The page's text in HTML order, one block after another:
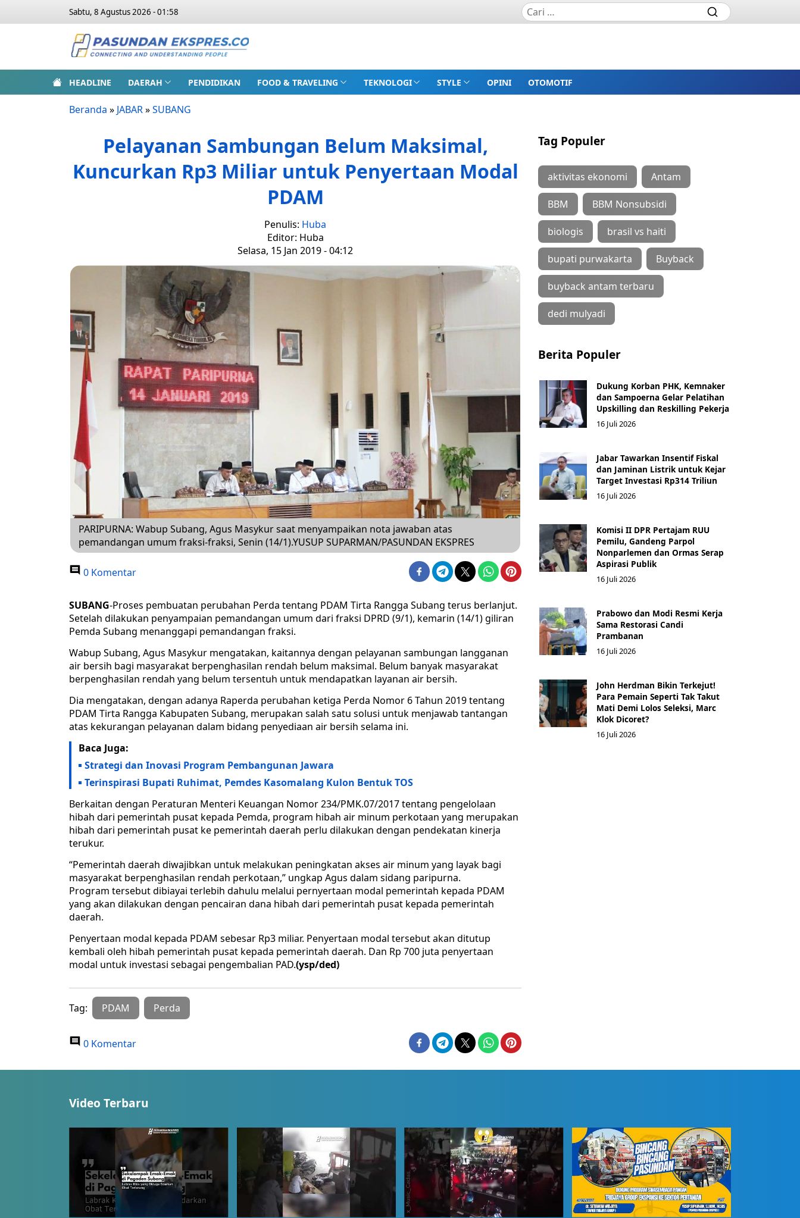
Sabtu, 8 Agustus 2026 - 01:58
HEADLINE DAERAH PENDIDIKAN FOOD & TRAVELING TEKNOLOGI STYLE OPINI OTOMOTIF
Beranda » JABAR»SUBANG
Pelayanan Sambungan Belum Maksimal,
Kuncurkan Rp3 Miliar untuk Penyertaan Modal
PDAM
Penulis: Huba
Editor: Huba
Selasa, 15 Jan 2019 - 04:12
PARIPURNA: Wabup Subang, Agus Masykur saat menyampaikan nota jawaban atas
pemandangan umum fraksi-fraksi, Senin (14/1).YUSUP SUPARMAN/PASUNDAN EKSPRES
0 Komentar
SUBANG-Proses pembuatan perubahan Perda tentang PDAM Tirta Rangga Subang terus berlanjut.
Setelah dilakukan penyampaian pemandangan umum dari fraksi DPRD (9/1), kemarin (14/1) giliran
Pemda Subang menanggapi pemandangan fraksi.
Wabup Subang, Agus Masykur mengatakan, kaitannya dengan pelayanan sambungan langganan
air bersih bagi masyarakat berpenghasilan rendah belum maksimal. Belum banyak masyarakat
berpenghasilan rendah yang belum tersentuh untuk mendapatkan layanan air bersih.
Dia mengatakan, dengan adanya Raperda perubahan ketiga Perda Nomor 6 Tahun 2019 tentang
PDAM Tirta Rangga Kabupaten Subang, merupakan salah satu solusi untuk menjawab tantangan
atas kekurangan pelayanan dalam bidang penyediaan air bersih selama ini.
Baca Juga:
Strategi dan Inovasi Program Pembangunan Jawara
Terinspirasi Bupati Ruhimat, Pemdes Kasomalang Kulon Bentuk TOS
Berkaitan dengan Peraturan Menteri Keuangan Nomor 234/PMK.07/2017 tentang pengelolaan
hibah dari pemerintah pusat kepada Pemda, program hibah air minum perkotaan yang merupakan
hibah dari pemerintah pusat ke pemerintah daerah perlu dilakukan dengan pendekatan kinerja
terukur.
“Pemerintah daerah diwajibkan untuk melakukan peningkatan akses air minum yang layak bagi
masyarakat berpenghasilan rendah perkotaan,” ungkap Agus dalam sidang paripurna.
Program tersebut dibiayai terlebih dahulu melalui pernyertaan modal pemerintah kepada PDAM
yang akan dilakukan dengan pencairan dana hibah dari pemerintah pusat kepada pemerintah
daerah.
Penyertaan modal kepada PDAM sebesar Rp3 miliar. Penyertaan modal tersebut akan ditutup
kembali oleh hibah pemerintah pusat kepada pemerintah daerah. Dan Rp 700 juta penyertaan
modal untuk investasi sebagai pengembalian PAD.(ysp/ded)
Tag: PDAM Perda
0 Komentar
Tag Populer
aktivitas ekonomi Antam
BBM BBM Nonsubsidi
biologis brasil vs haiti
bupati purwakarta Buyback
buyback antam terbaru
dedi mulyadi
Berita Populer
Dukung Korban PHK, Kemnaker
dan Sampoerna Gelar Pelatihan
Upskilling dan Reskilling Pekerja
16 Juli 2026
Jabar Tawarkan Insentif Fiskal
dan Jaminan Listrik untuk Kejar
Target Investasi Rp314 Triliun
16 Juli 2026
Komisi II DPR Pertajam RUU
Pemilu, Gandeng Parpol
Nonparlemen dan Ormas Serap
Aspirasi Publik
16 Juli 2026
Prabowo dan Modi Resmi Kerja
Sama Restorasi Candi
Prambanan
16 Juli 2026
John Herdman Bikin Terkejut!
Para Pemain Seperti Tak Takut
Mati Demi Lolos Seleksi, Marc
Klok Dicoret?
16 Juli 2026
Video Terbaru